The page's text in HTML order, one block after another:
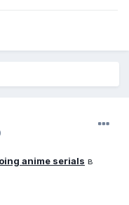
anime serials в